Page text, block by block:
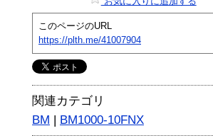
このページのURL
https://plth.me/41007904
関連カテゴリ
BM | BM1000-10FNX